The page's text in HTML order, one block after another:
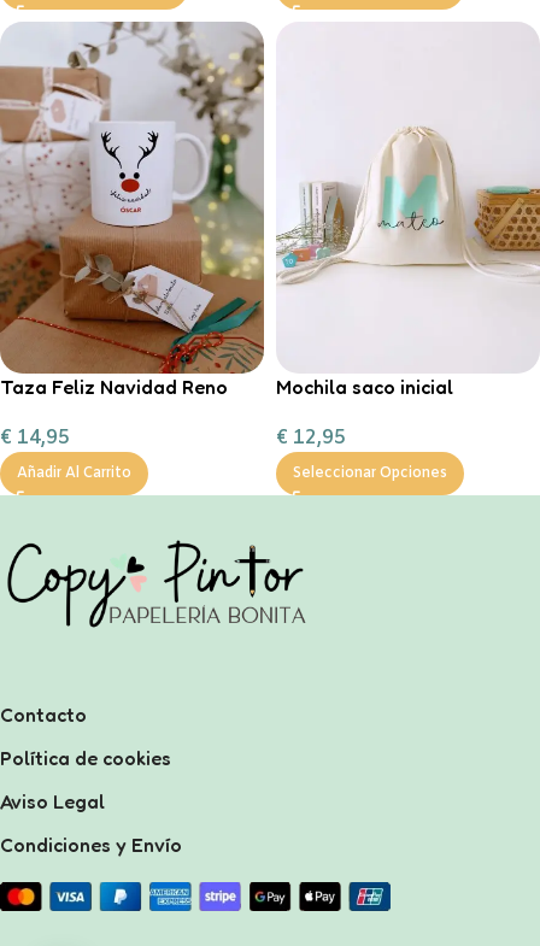
Taza Feliz Navidad Reno
chocolate a la taza, nubes y
bas
€ 14,95
Añadir Al Carrito
Mochila saco inicial
€ 12,95
Seleccionar Opciones
Contacto
Política de cookies
Aviso Legal
Condiciones y Envío